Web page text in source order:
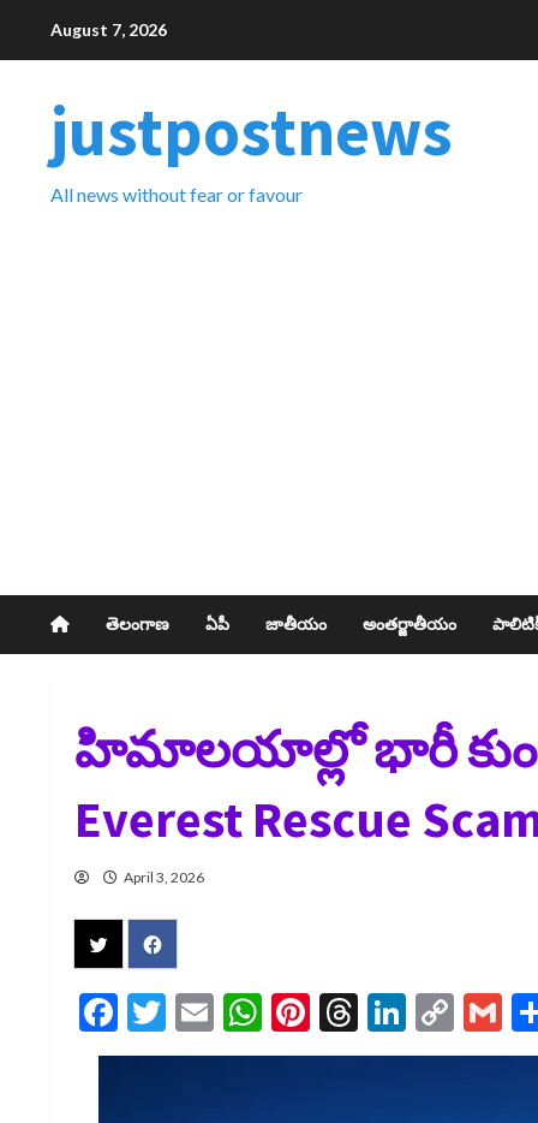
August 7, 2026
justpostnews
All news without fear or favour
తెలంగాణ ఏపీ జాతీయం అంతర్జాతీయం
హిమాలయాల్లో భారీ
Everest Rescue
April 3, 2026
Facebook
Twitter
EmailWhatsApp
Pinterest
ThreadsCopy
Link